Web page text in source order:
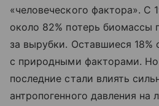
«человеческого фактора». С
около 82% потерь биомассы
за вырубки. Оставшиеся 18%
с природными факторами.
последние стали влиять
антропогенного давления на